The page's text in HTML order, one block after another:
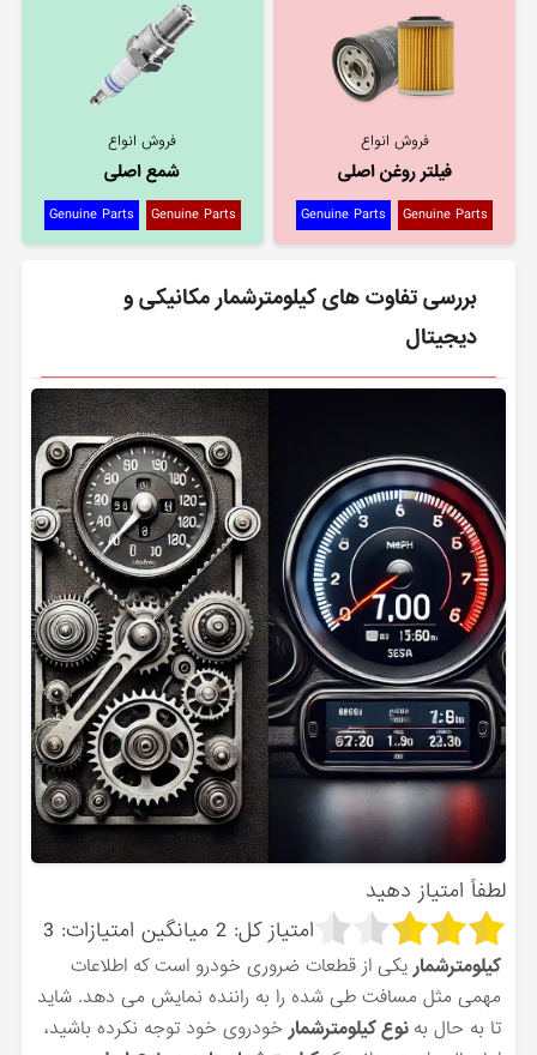
فروش انواع
فیلتر روغن اصلی
Genuine Parts
Genuine Parts
فروش انواع
شمع اصلی
Genuine Parts
Genuine Parts
بررسی تفاوت‌ های کیلومترشمار مکانیکی و
دیجیتال
لطفاً امتیاز دهید
امتیاز کل:2 میانگین امتیازات: 3
کیلومترشمار یکی از قطعات ضروری خودرو است که اطلاعات
مهمی مثل مسافت طی شده را به راننده نمایش می دهد. شاید
تا به حال به نوع کیلومترشمار خودروی خود توجه نکرده باشید،